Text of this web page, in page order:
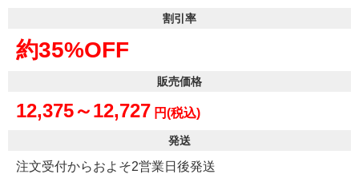
割引率
約35%OFF
販売価格
12,375～12,727 円(税込)
発送
注文受付からおよそ2営業日後発送